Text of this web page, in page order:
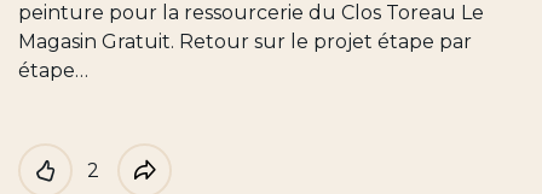
peinture pour la ressourcerie du Clos Toreau Le
Magasin Gratuit. Retour sur le projet étape par
étape…
Like
2
Partager